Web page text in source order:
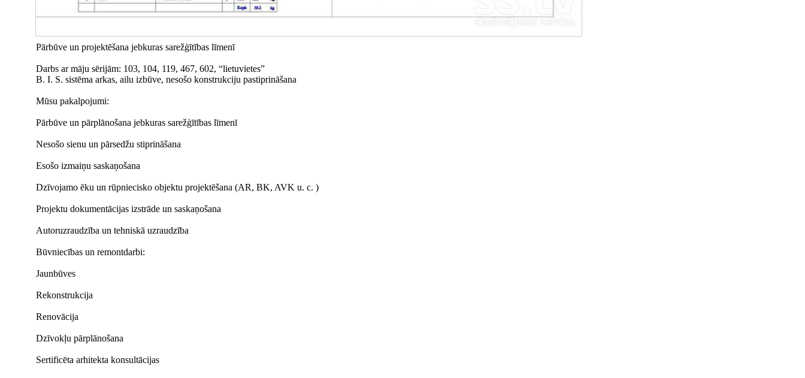
Pārbūve un projektēšana jebkuras sarežģītības līmenī
Darbs ar māju sērijām: 103, 104, 119, 467, 602, “lietuvietes”
B. I. S. sistēma arkas, ailu izbūve, nesošo konstrukciju pastiprināšana
Mūsu pakalpojumi:
Pārbūve un pārplānošana jebkuras sarežģītības līmenī
Nesošo sienu un pārsedžu stiprināšana
Esošo izmaiņu saskaņošana
Dzīvojamo ēku un rūpniecisko objektu projektēšana (AR, BK, AVK u. c. )
Projektu dokumentācijas izstrāde un saskaņošana
Autoruzraudzība un tehniskā uzraudzība
Būvniecības un remontdarbi:
Jaunbūves
Rekonstrukcija
Renovācija
Dzīvokļu pārplānošana
Sertificēta arhitekta konsultācijas